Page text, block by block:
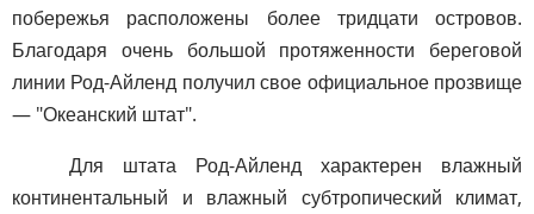
побережья расположены более тридцати островов.
Благодаря очень большой протяженности береговой
линии Род-Айленд получил свое официальное прозвище
— "Океанский штат".
Для штата Род-Айленд характерен влажный
континентальный и влажный субтропический климат,